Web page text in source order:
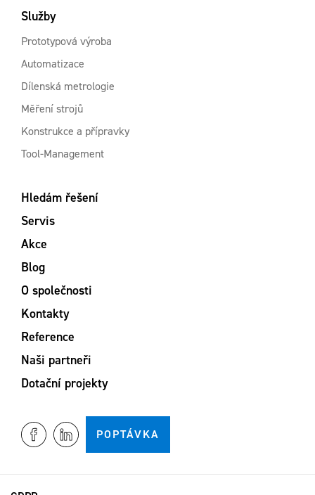
Služby
Prototypová výroba
Automatizace
Dílenská metrologie
Měření strojů
Konstrukce a přípravky
Tool-Management
Hledám řešení
Servis
Akce
Blog
O společnosti
Kontakty
Reference
Naši partneři
Dotační projekty
POPTÁVKA